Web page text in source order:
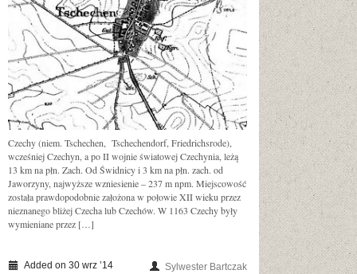
Czechy (niem. Tschechen, Tschechendorf, Friedrichsrode),
wcześniej Czechyn, a po II wojnie światowej Czechynia, leżą
13 km na płn. Zach. Od Świdnicy i 3 km na płn. zach. od
Jaworzyny, najwyższe wzniesienie – 237 m npm. Miejscowość
została prawdopodobnie założona w połowie XII wieku przez
nieznanego bliżej Czecha lub Czechów. W 1163 Czechy były
wymieniane przez […]
Added on 30 wrz ’14 Sylwester Bartczak